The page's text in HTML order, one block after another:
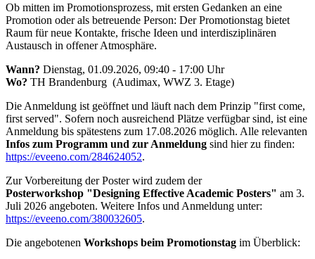
Ob mitten im Promotionsprozess, mit ersten Gedanken an eine
Promotion oder als betreuende Person: Der Promotionstag bietet
Raum für neue Kontakte, frische Ideen und interdisziplinären
Austausch in offener Atmosphäre.
Wann? Dienstag, 01.09.2026, 09:40 - 17:00 Uhr
Wo? TH Brandenburg (Audimax, WWZ 3. Etage)
Die Anmeldung ist geöffnet und läuft nach dem Prinzip "first come,
first served". Sofern noch ausreichend Plätze verfügbar sind, ist eine
Anmeldung bis spätestens zum 17.08.2026 möglich. Alle relevanten
Infos zum Programm und zur Anmeldung sind hier zu finden:
https://eveeno.com/284624052.
Zur Vorbereitung der Poster wird zudem der
Posterworkshop "Designing Effective Academic Posters" am 3.
Juli 2026 angeboten. Weitere Infos und Anmeldung unter:
https://eveeno.com/380032605.
Die angebotenen Workshops beim Promotionstag im Überblick: